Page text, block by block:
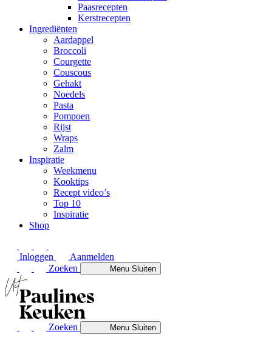
Paasrecepten
Kerstrecepten
Ingrediënten
Aardappel
Broccoli
Courgette
Couscous
Gehakt
Noedels
Pasta
Pompoen
Rijst
Wraps
Zalm
Inspiratie
Weekmenu
Kooktips
Recept video’s
Top 10
Inspiratie
Shop
Inloggen
Aanmelden
Zoeken
MenuSluiten
Zoeken MenuSluiten